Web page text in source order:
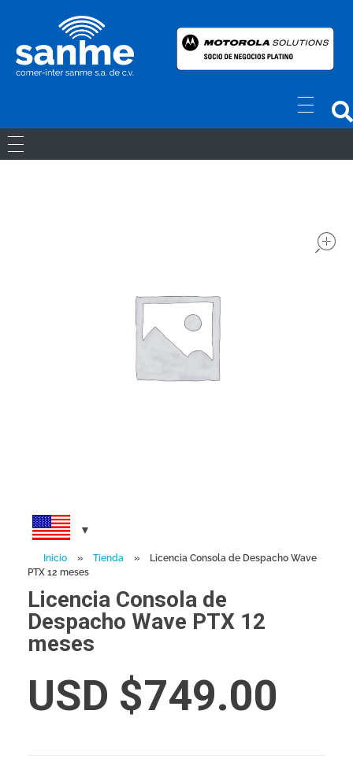
Portatiles Digital
ACCESORIOS
WAVE PTX
Inicio » Tienda »
Licencia Consola de Despacho Wave
PTX 12 meses
Licencia Consola de
Despacho Wave PTX 12
meses
USD $749.00